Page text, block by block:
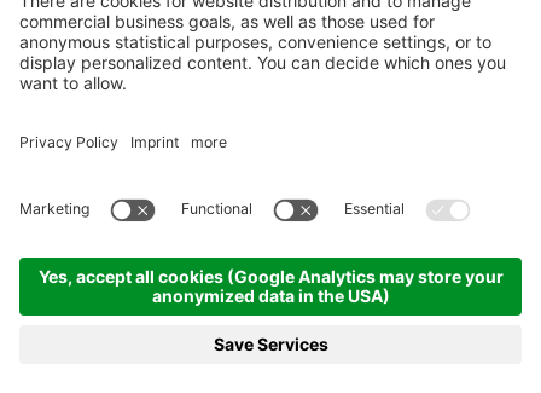
©2026 Erlebnishotel Waltershof . MwSt-Nr. 00582900213 .
CIN: IT021104A1US82HDHD .
Datenschutzerklärung . Cookie Einstellungen